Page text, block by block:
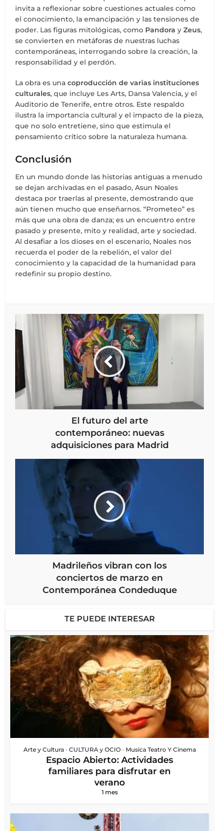
invita a reflexionar sobre cuestiones actuales como
el conocimiento, la emancipación y las tensiones de
poder. Las figuras mitológicas, como Pandora yZeus,
se convierten en metáforas de nuestras luchas
contemporáneas, interrogando sobre la creación, la
responsabilidad y el perdón.
La obra es unacoproducción de varias instituciones
culturales, que incluye Les Arts, Dansa Valencia, y el
Auditorio de Tenerife, entre otros. Este respaldo
ilustra la importancia cultural y el impacto de la pieza,
que no solo entretiene, sino que estimula el
pensamiento crítico sobre la naturaleza humana.
Conclusión
En un mundo donde las historias antiguas a menudo
se dejan archivadas en el pasado, Asun Noales
destaca por traerlas al presente, demostrando que
aún tienen mucho que enseñarnos. “Prometeo” es
más que una obra de danza; es un encuentro entre
pasado y presente, mito y realidad, arte y sociedad.
Al desafiar a los dioses en el escenario, Noales nos
recuerda el poder de la rebelión, el valor del
conocimiento y la capacidad de la humanidad para
redefinir su propio destino.
El futuro del arte
contemporáneo: nuevas
adquisiciones para Madrid
Madrileños vibran con los
conciertos de marzo en
Contemporánea Condeduque
TE PUEDE INTERESAR
Arte y Cultura • CULTURA y OCIO • Musica Teatro Y Cinema
Espacio Abierto: Actividades
familiares para disfrutar en
verano
1 mes